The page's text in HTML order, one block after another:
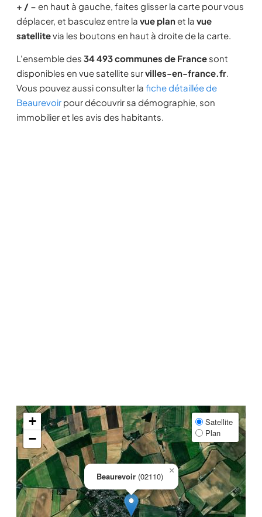
+ / − en haut à gauche, faites glisser la carte pour vous
déplacer, et basculez entre la vue planet la vue
satellitevia les boutons en haut à droite de la carte.
L'ensemble des 34 493 communes de France sont
disponibles en vue satellite survilles-en-france.fr.
Vous pouvez aussi consulter la fiche détaillée de
Beaurevoir pour découvrir sa démographie, son
immobilier et les avis des habitants.
Beaurevoir (02110)
×
+
−
Satellite
Plan